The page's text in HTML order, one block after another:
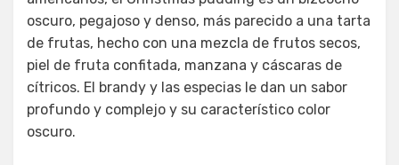
oscuro, pegajoso y denso, más parecido a una tarta
de frutas, hecho con una mezcla de frutos secos,
piel de fruta confitada, manzana y cáscaras de
cítricos. El brandy y las especias le dan un sabor
profundo y complejo y su característico color
oscuro.